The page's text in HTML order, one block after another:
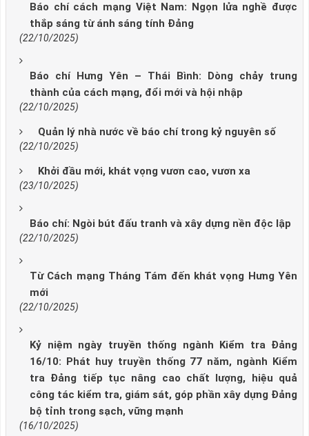
Báo chí cách mạng Việt Nam: Ngọn lửa nghề được
thắp sáng từ ánh sáng tính Đảng
(22/10/2025)
Báo chí Hưng Yên – Thái Bình: Dòng chảy trung
thành của cách mạng, đổi mới và hội nhập
(22/10/2025)
Quản lý nhà nước về báo chí trong kỷ nguyên số
(22/10/2025)
Khởi đầu mới, khát vọng vươn cao, vươn xa
(23/10/2025)
Báo chí: Ngòi bút đấu tranh và xây dựng nền độc lập
(22/10/2025)
Từ Cách mạng Tháng Tám đến khát vọng Hưng Yên
mới
(22/10/2025)
Kỷ niệm ngày truyền thống ngành Kiểm tra Đảng
16/10: Phát huy truyền thống 77 năm, ngành Kiểm
tra Đảng tiếp tục nâng cao chất lượng, hiệu quả
công tác kiểm tra, giám sát, góp phần xây dựng Đảng
bộ tỉnh trong sạch, vững mạnh
(16/10/2025)